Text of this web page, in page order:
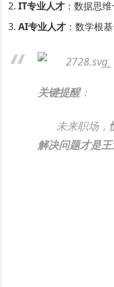
IT专业人才 ：数据思
AI专业人才 ：数学根
关键提醒​：
未来职场，​
解决问题才是王